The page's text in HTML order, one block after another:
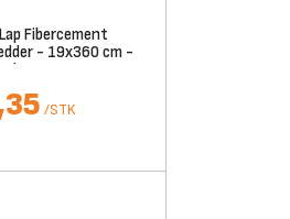
Fibercement
- 19x360 cm -
Sort
/STK